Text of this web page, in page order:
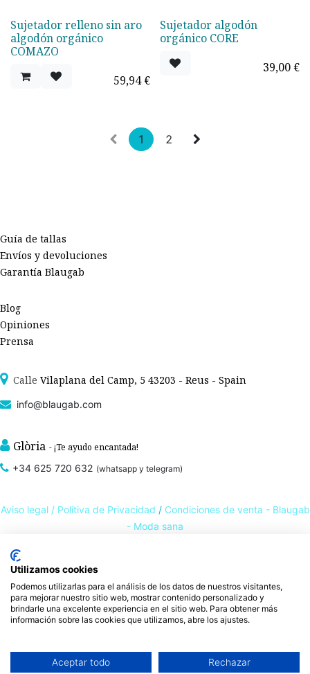
Sujetador relleno sin aro
algodón orgánico
COMAZO
59,94€
Sujetador algodón
orgánico CORE
39,00 €
1 2
Guía de tallas
Envíos y devoluciones
Garantía Blaugab
Blog
Opiniones
Prensa
Calle Vilaplana del Camp, 5 43203 - Reus - Spain
info@blaugab.com
Glòria - ¡Te ayudo encantada!
+34 625 720 632 (whatsapp y telegram)
Aviso legal / Polítiva de Privacidad / Condiciones de venta - Blaugab
- Moda sana
Tienda online deropa ecológica, sostenible y de Comercio Justo
ropa interior de algodón orgánico,como labraga algodóny otras prendas íntimas
sostenibles con certificado GOTS, que cuidan de ti, de las personas y del planeta.
Expertos en ropa para piel sensible, ropa para piel delicada y enfermedades
Utilizamos cookies
Podemos utilizarlas para el análisis de los datos de nuestros visitantes,
para mejorar nuestro sitio web, mostrar contenido personalizado y
brindarle una excelente experiencia en el sitio web. Para obtener más
información sobre las cookies que utilizamos, abre los ajustes.
Aceptar todo Rechazar